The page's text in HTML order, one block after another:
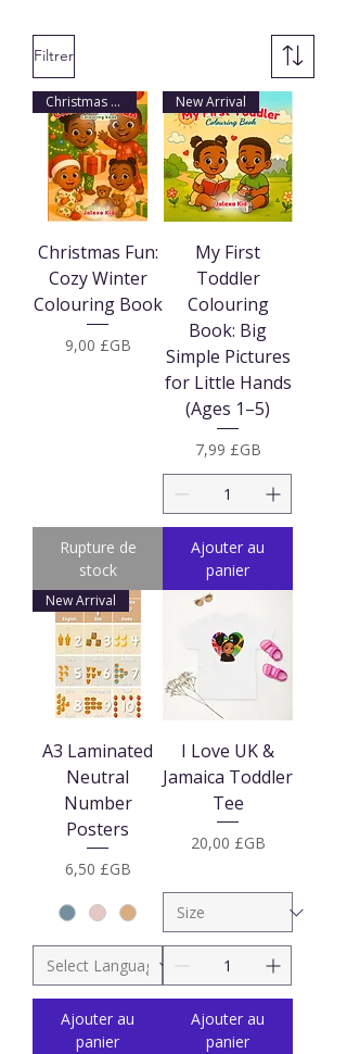
Filtrer
Christmas Arrival
Christmas Fun:
Cozy Winter
Colouring Book
Prix
9,00 £GB
Rupture de
stock
New Arrival
My First
Toddler
Colouring
Book: Big
Simple Pictures
for Little Hands
(Ages 1–5)
Prix
7,99 £GB
Ajouter au
panier
New Arrival
A3 Laminated
Neutral
Number
Posters
Prix
6,50 £GB
Ajouter au
panier
I Love UK &
Jamaica Toddler
Tee
Prix
20,00 £GB
Ajouter au
panier